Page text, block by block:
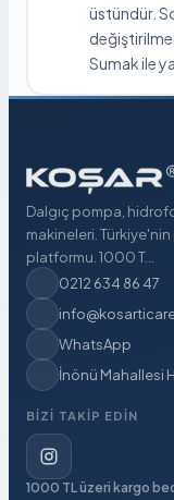
üstündür.
Sumak ile
Dalgıç pompa,
makineleri.
platformu. 1000 T...
0212 634 86 47
WhatsApp
İnönü Mahallesi
BIZI TAKIP EDIN
1000 TL üzeri kargo